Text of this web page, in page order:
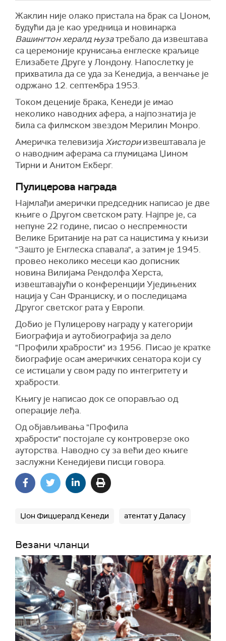
Жаклин није олако пристала на брак са Џоном,
будући да је као уредница и новинарка
Вашингтон хералд њузатребало да извештава
са церемоније крунисања енглеске краљице
Елизабете Друге у Лондону. Напослетку је
прихватила да се уда за Кенедија, а венчање је
одржано 12. септембра 1953.
Током деценије брака, Кенеди је имао
неколико наводних афера, а најпознатија је
била са филмском звездом Мерилин Монро.
Америчка телевизијаХисториизвештавала је
о наводним аферама са глумицама Џином
Тирни и Анитом Екберг.
Пулицерова награда
Најмлађи амерички председник написао је две
књиге о Другом светском рату. Најпре је, са
непуне 22 године, писао о неспремности
Велике Британије на рат са нацистима у књизи
"Зашто је Енглеска спавала", а затим је 1945.
провео неколико месеци као дописник
новина Вилијама Рендолфа Херста,
извештавајући о конференцији Уједињених
нација у Сан Франциску, и о последицама
Другог светског рата у Европи.
Добио је Пулицерову награду у категорији
Биографија и аутобиографија за дело
"Профили храбрости" из 1956. Писао је кратке
биографије осам америчких сенатора који су
се истицали у свом раду по интегритету и
храбрости.
Књигу је написао док се опорављао од
операције леђа.
Од објављивања "Профила
храбрости" постојале су контроверзе око
ауторства. Наводно су за већи део књиге
заслужни Кенедијеви писци говора.
Џон Фицџералд Кенеди атентат у Даласу
Везани чланци